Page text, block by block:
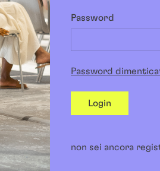
Password
Password
Login
non sei ancora